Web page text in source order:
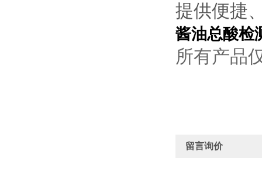
提供便捷
酱油总酸检
所有产品
留言询价